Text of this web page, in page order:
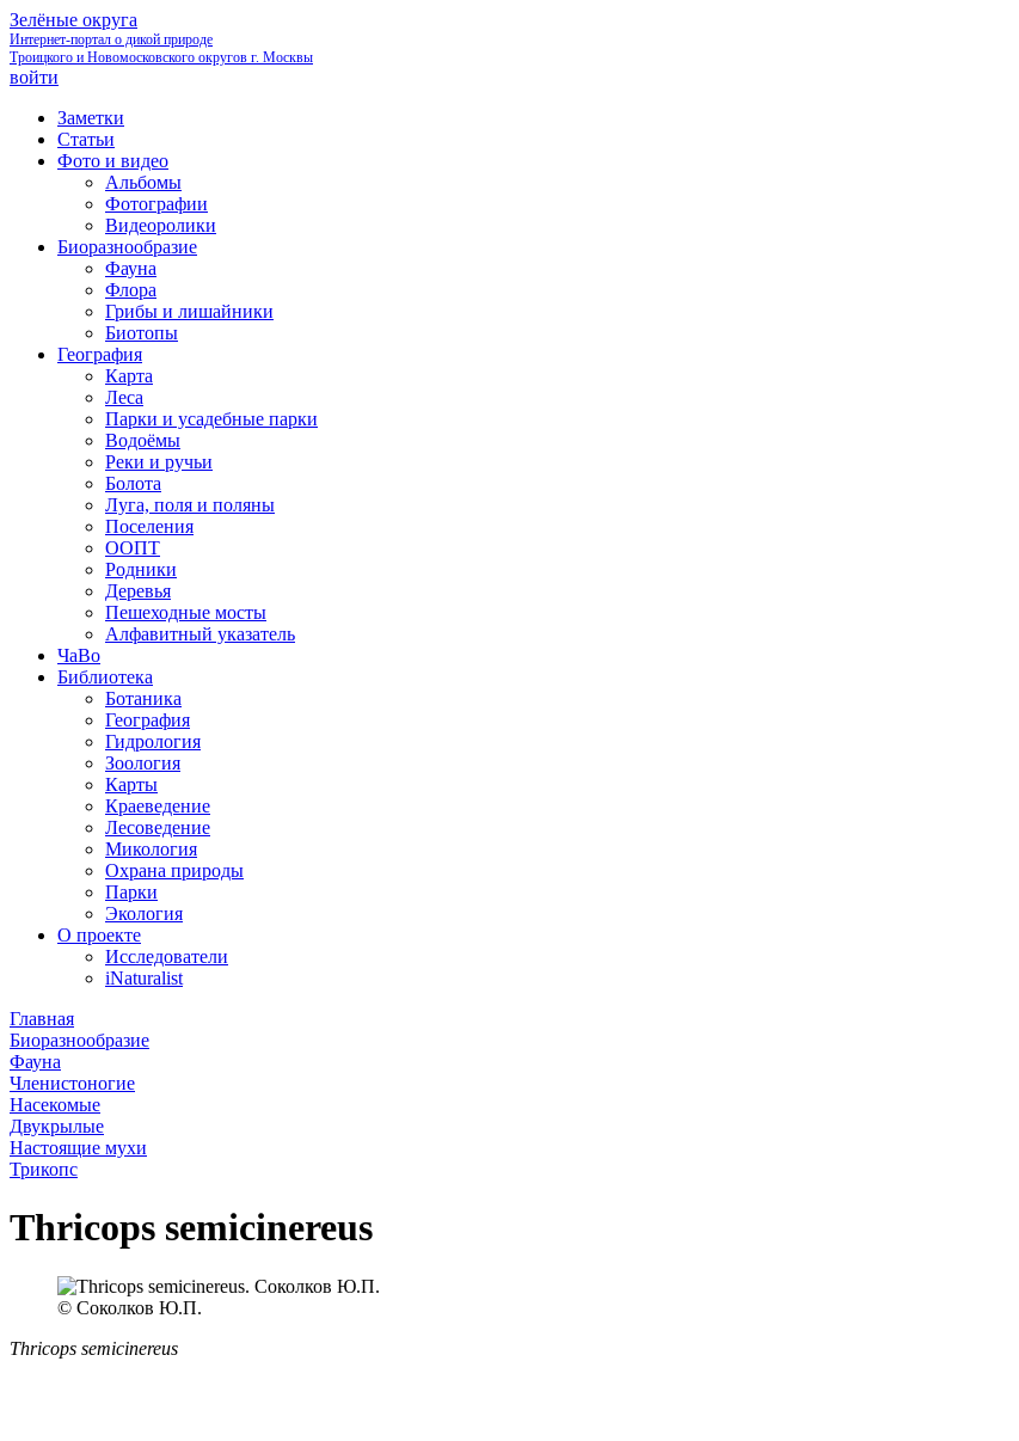
Зелёные округа
Интернет-портал о дикой природе
Троицкого и Новомосковского округов г. Москвы
войти
Заметки
Статьи
Фото и видео
Альбомы
Фотографии
Видеоролики
Биоразнообразие
Фауна
Флора
Грибы и лишайники
Биотопы
География
Карта
Леса
Парки и усадебные парки
Водоёмы
Реки и ручьи
Болота
Луга, поля и поляны
Поселения
ООПТ
Родники
Деревья
Пешеходные мосты
Алфавитный указатель
ЧаВо
Библиотека
Ботаника
География
Гидрология
Зоология
Карты
Краеведение
Лесоведение
Микология
Охрана природы
Парки
Экология
О проекте
Исследователи
iNaturalist
Главная
Биоразнообразие
Фауна
Членистоногие
Насекомые
Двукрылые
Настоящие мухи
Трикопс
Thricops semicinereus
© Соколков Ю.П.
Thricops semicinereus